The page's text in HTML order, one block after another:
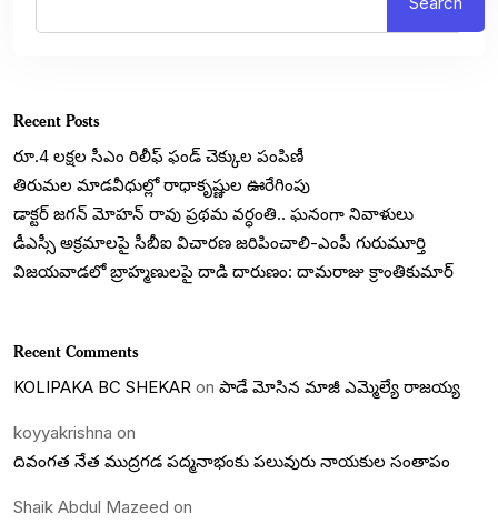
Recent Posts
రూ.4 లక్షల సీఎం రిలీఫ్ ఫండ్ చెక్కుల పంపిణీ
తిరుమల మాడవీధుల్లో రాధాకృష్ణుల ఊరేగింపు
డాక్టర్ జగన్ మోహన్ రావు ప్రథమ వర్ధంతి.. ఘనంగా నివాళులు
డీఎస్సీ అక్రమాలపై సీబీఐ విచారణ జరిపించాలి-ఎంపీ గురుమూర్తి
విజయవాడలో బ్రాహ్మణులపై దాడి దారుణం: దామరాజు క్రాంతికుమార్
Recent Comments
KOLIPAKA BC SHEKAR on పాడే మోసిన మాజీ ఎమ్మెల్యే రాజయ్య
koyyakrishna on
దివంగత నేత ముద్రగడ పద్మనాభంకు పలువురు నాయకుల సంతాపం
Shaik Abdul Mazeed on